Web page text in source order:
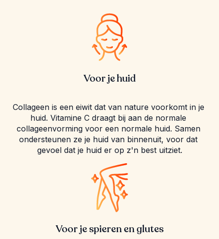
Voor je huid
Collageen is een eiwit dat van nature voorkomt in je
huid. Vitamine C draagt bij aan de normale
collageenvorming voor een normale huid. Samen
ondersteunen ze je huid van binnenuit, voor dat
gevoel dat je huid er op z'n best uitziet.
Voor je spieren en glutes